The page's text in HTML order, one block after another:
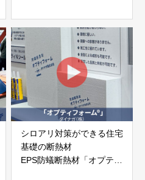
JCOM株式会社
シロアリ対策ができる住宅
基礎の断熱材
EPS防蟻断熱材「オプティ